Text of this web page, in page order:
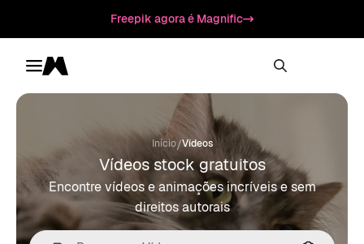
Freepik agora é Magnific
Toggle menu
Magnific
Início/Vídeos
Vídeos stock gratuitos
Encontre vídeos e animações incríveis e sem
direitos autorais